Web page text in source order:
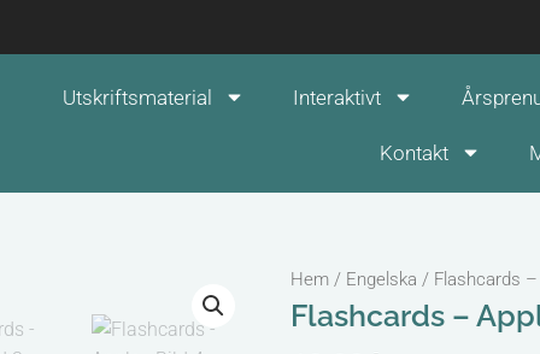
Utskriftsmaterial Interaktivt
Kontakt
Hem / Engelska / Flashcards –
Flashcards –